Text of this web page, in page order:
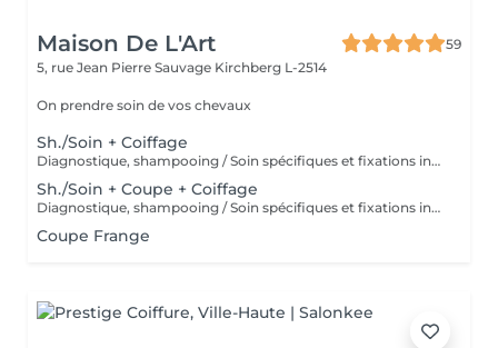
Maison De L'Art
59
5, rue Jean Pierre Sauvage Kirchberg L-2514
On prendre soin de vos chevaux
Sh./Soin + Coiffage
Diagnostique, shampooing / Soin spécifiques et fixations inclus
Sh./Soin + Coupe + Coiffage
Diagnostique, shampooing / Soin spécifiques et fixations inclus
Coupe Frange